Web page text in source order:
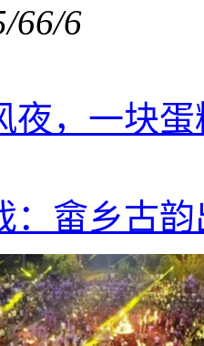
66/6
夜，一块
：畲乡古